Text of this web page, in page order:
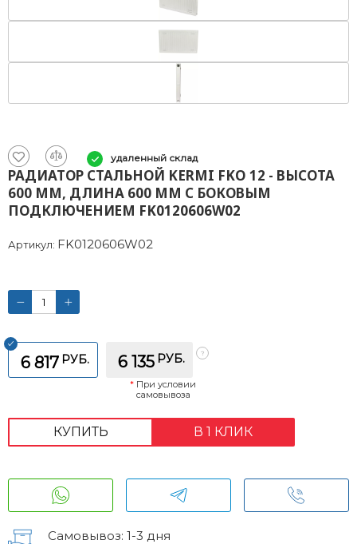
удаленный склад
РАДИАТОР СТАЛЬНОЙ KERMI FKO 12 - ВЫСОТА
600 ММ, ДЛИНА 600 ММ С БОКОВЫМ
ПОДКЛЮЧЕНИЕМ FK0120606W02
Артикул: FK0120606W02
6 817 РУБ. 6 135 РУБ.
* При условии
самовывоза
КУПИТЬ В 1 КЛИК
Самовывоз: 1-3 дня